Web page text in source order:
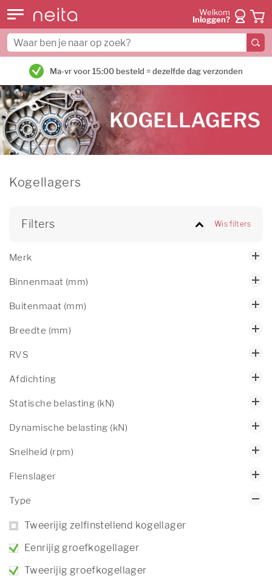
Welkom
Inloggen?
Ma-vr voor 15:00 besteld = dezelfde dag verzonden
Kogellagers
Filters Wis filters
Merk
Binnenmaat (mm)
Buitenmaat (mm)
Breedte (mm)
RVS
Afdichting
Statische belasting (kN)
Dynamische belasting (kN)
Snelheid (rpm)
Flenslager
Type
Tweerijig zelfinstellend kogellager
Eenrijig groefkogellager
Tweerijig groefkogellager